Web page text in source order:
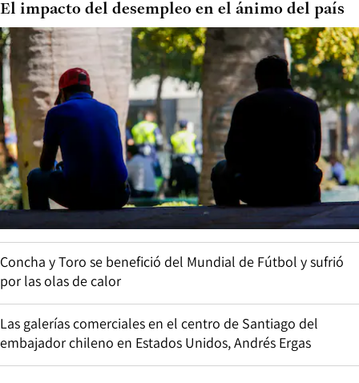
El impacto del desempleo en el ánimo del país
Concha y Toro se benefició del Mundial de Fútbol y sufrió
por las olas de calor
Las galerías comerciales en el centro de Santiago del
embajador chileno en Estados Unidos, Andrés Ergas